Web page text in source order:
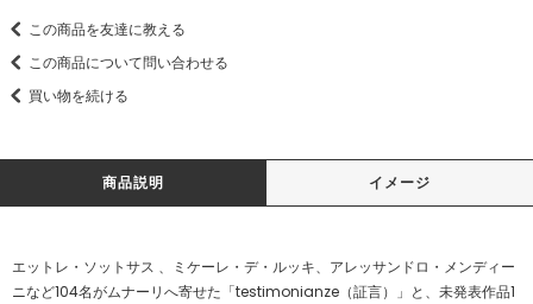
この商品を友達に教える
この商品について問い合わせる
買い物を続ける
商品説明 イメージ
エットレ・ソットサス 、ミケーレ・デ・ルッキ、アレッサンドロ・メンディー
ニなど104名がムナーリへ寄せた「testimonianze（証言）」と、未発表作品1